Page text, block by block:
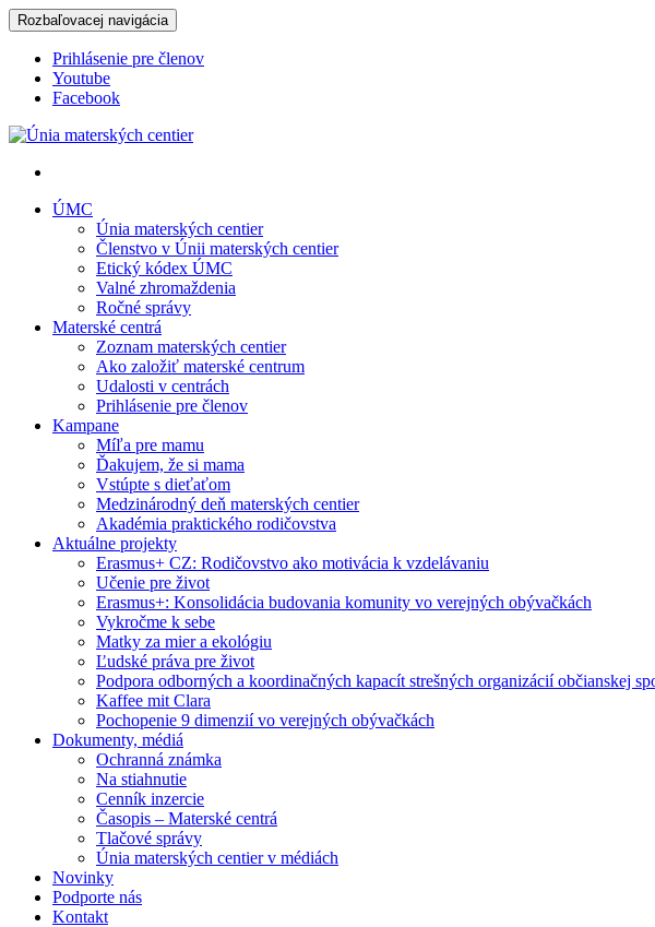
Rozbaľovacej navigácia
Prihlásenie pre členov
Youtube
Facebook
Únia materských centier
ÚMC
Únia materských centier
Členstvo v Únii materských centier
Etický kódex ÚMC
Valné zhromaždenia
Ročné správy
Materské centrá
Zoznam materských centier
Ako založiť materské centrum
Udalosti v centrách
Prihlásenie pre členov
Kampane
Míľa pre mamu
Ďakujem, že si mama
Vstúpte s dieťaťom
Medzinárodný deň materských centier
Akadémia praktického rodičovstva
Aktuálne projekty
Erasmus+ CZ: Rodičovstvo ako motivácia k vzdelávaniu
Učenie pre život
Erasmus+: Konsolidácia budovania komunity vo verejných obývačkách
Vykročme k sebe
Matky za mier a ekológiu
Ľudské práva pre život
Podpora odborných a koordinačných kapacít strešných organizácií občianskej
Kaffee mit Clara
Pochopenie 9 dimenzií vo verejných obývačkách
Dokumenty, médiá
Ochranná známka
Na stiahnutie
Cenník inzercie
Časopis – Materské centrá
Tlačové správy
Únia materských centier v médiách
Novinky
Podporte nás
Kontakt